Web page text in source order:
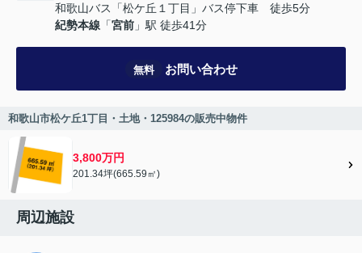
和歌山バス「松ケ丘１丁目」バス停下車 徒歩5分
紀勢本線 「宮前 」駅 徒歩41分
無料 お問い合わせ
和歌山市松ケ丘1丁目・土地・125984の販売中物件
3,800万円
201.34坪(665.59㎡)
周辺施設